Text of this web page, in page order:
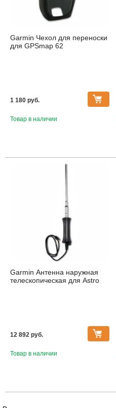
Garmin Чехол для переноски
для GPSmap 62
1 180 pуб.
Товар в наличии
Garmin Антенна наружная
телескопическая для Astro
12 892 pуб.
Товар в наличии